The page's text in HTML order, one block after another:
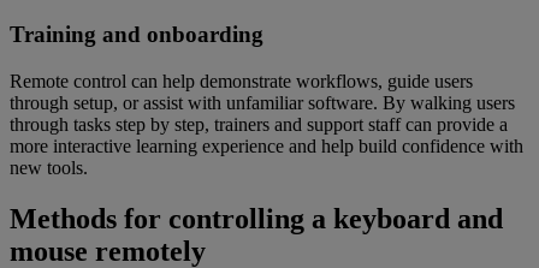
Training and onboarding
Remote control can help demonstrate workflows, guide users
through setup, or assist with unfamiliar software. By walking users
through tasks step by step, trainers and support staff can provide a
more interactive learning experience and help build confidence with
new tools.
Methods for controlling a keyboard and
mouse remotely